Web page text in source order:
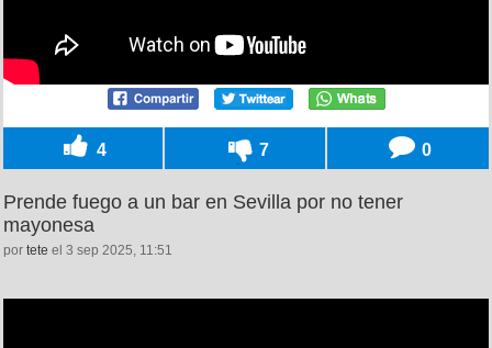
4 7 0
Prende fuego a un bar en Sevilla por no tener
mayonesa
por tete el 3 sep 2025, 11:51